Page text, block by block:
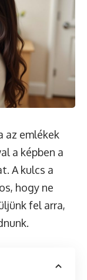
az emlékek
a képben a
A kulcs a
hogy ne
fel arra,